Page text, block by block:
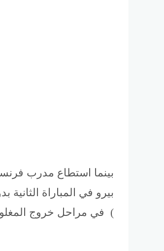
بينما استطاع مدرب
بيرو في المباراة
) في مراحل خروج